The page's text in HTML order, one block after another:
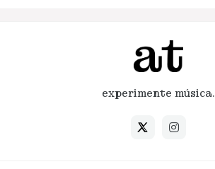
experimente música.